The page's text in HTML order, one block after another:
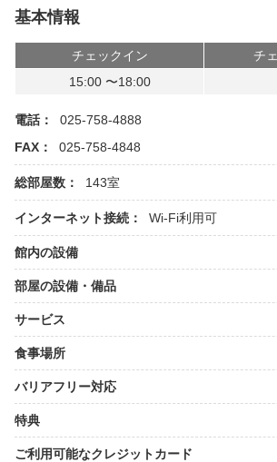
基本情報
チェックイン
チ
15:00 〜18:00
電話：
025-758-4888
FAX：
025-758-4848
総部屋数： 143室
インターネット接続： Wi-Fi利用可
館内の設備
部屋の設備・備品
サービス
食事場所
バリアフリー対応
特典
ご利用可能なクレジットカード